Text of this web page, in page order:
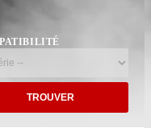
TROUVER